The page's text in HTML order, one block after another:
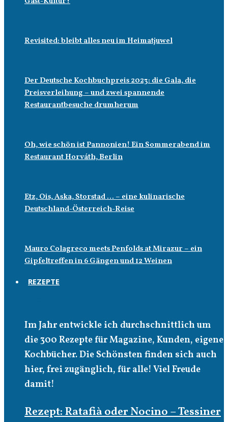
Revisited: bleibt alles neu im Heimatjuwel
Der Deutsche Kochbuchpreis 2023: die Gala, die
Preisverleihung – und zwei spannende
Restaurantbesuche drumherum
Oh, wie schön ist Pannonien! Ein Sommerabend im
Restaurant Horváth, Berlin
Etz, Ois, Aska, Storstad … – eine kulinarische
Deutschland-Österreich-Reise
Mauro Colagreco meets Penfolds at Mirazur – ein
Gipfeltreffen in 6 Gängen und 12 Weinen
REZEPTE
Im Jahr entwickle ich durchschnittlich um
die 300 Rezepte für Magazine, Kunden, eigene
Kochbücher. Die Schönsten finden sich auch
hier, frei zugänglich, für alle! Viel Freude
damit!
Rezept: Ratafià oder Nocino – Tessiner